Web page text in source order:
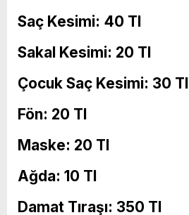
Saç Kesimi: 40 Tl
Sakal Kesimi: 20 Tl
Çocuk Saç Kesimi: 30 Tl
Fön: 20 Tl
Maske: 20 Tl
Ağda: 10 Tl
Damat Tıraşı: 350 Tl